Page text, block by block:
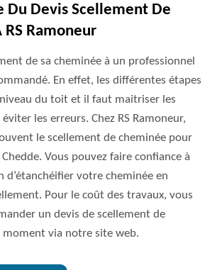
Du Devis Scellement De
Ramoneur
de sa cheminée à un professionnel
En effet, les différentes étapes
du toit et il faut maitriser les
les erreurs. Chez RS Ramoneur,
le scellement de cheminée pour
Vous pouvez faire confiance à
d’étanchéifier votre cheminée en
Pour le coût des travaux, vous
un devis de scellement de
via notre site web.